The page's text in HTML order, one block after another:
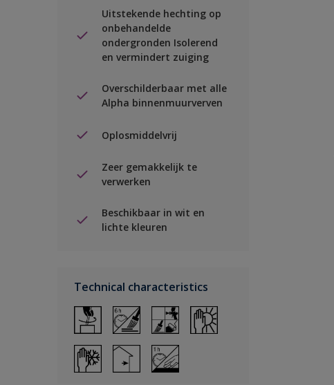
Uitstekende hechting op
onbehandelde
ondergronden Isolerend
en vermindert zuiging
Overschilderbaar met alle
Alpha binnenmuurverven
Oplosmiddelvrij
Zeer gemakkelijk te
verwerken
Beschikbaar in wit en
lichte kleuren
Technical characteristics